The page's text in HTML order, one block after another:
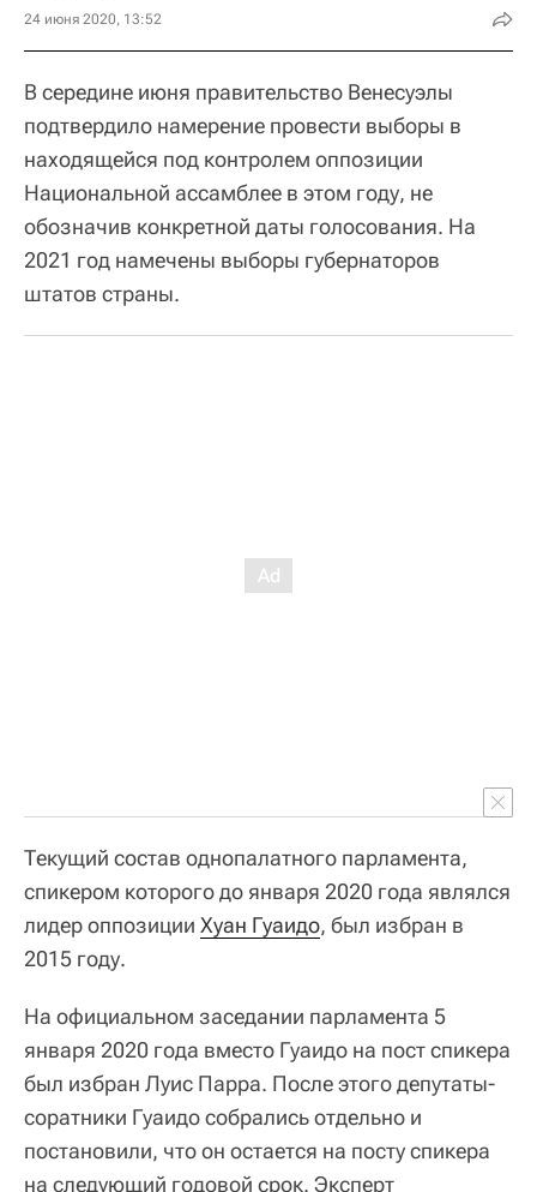
24 июня 2020, 13:52
В середине июня правительство Венесуэлы
подтвердило намерение провести выборы в
находящейся под контролем оппозиции
Национальной ассамблее в этом году, не
обозначив конкретной даты голосования. На
2021 год намечены выборы губернаторов
штатов страны.
Текущий состав однопалатного парламента,
спикером которого до января 2020 года являлся
лидер оппозиции Хуан Гуаидо, был избран в
2015 году.
На официальном заседании парламента 5
января 2020 года вместо Гуаидо на пост спикера
был избран Луис Парра. После этого депутаты-
соратники Гуаидо собрались отдельно и
постановили, что он остается на посту спикера
на следующий годовой срок. Эксперт